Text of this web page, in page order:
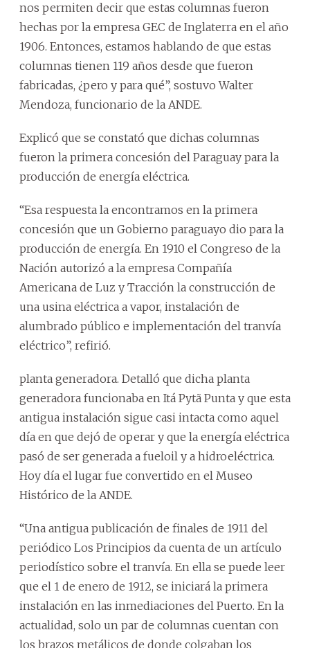
nos permiten decir que estas columnas fueron
hechas por la empresa GEC de Inglaterra en el año
1906. Entonces, estamos hablando de que estas
columnas tienen 119 años desde que fueron
fabricadas, ¿pero y para qué”, sostuvo Walter
Mendoza, funcionario de la ANDE.
Explicó que se constató que dichas columnas
fueron la primera concesión del Paraguay para la
producción de energía eléctrica.
“Esa respuesta la encontramos en la primera
concesión que un Gobierno paraguayo dio para la
producción de energía. En 1910 el Congreso de la
Nación autorizó a la empresa Compañía
Americana de Luz y Tracción la construcción de
una usina eléctrica a vapor, instalación de
alumbrado público e implementación del tranvía
eléctrico”, refirió.
planta generadora. Detalló que dicha planta
generadora funcionaba en Itá Pytã Punta y que esta
antigua instalación sigue casi intacta como aquel
día en que dejó de operar y que la energía eléctrica
pasó de ser generada a fueloil y a hidroeléctrica.
Hoy día el lugar fue convertido en el Museo
Histórico de la ANDE.
“Una antigua publicación de finales de 1911 del
periódico Los Principios da cuenta de un artículo
periodístico sobre el tranvía. En ella se puede leer
que el 1 de enero de 1912, se iniciará la primera
instalación en las inmediaciones del Puerto. En la
actualidad, solo un par de columnas cuentan con
los brazos metálicos de donde colgaban los